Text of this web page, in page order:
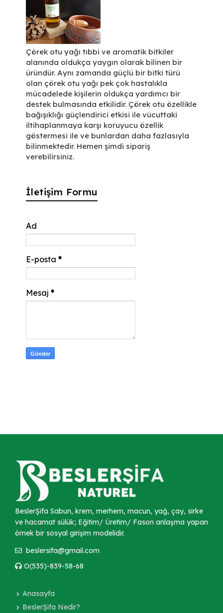
Çörek otu yağı tıbbi ve aromatik bitkiler
alanında oldukça yaygın olarak bilinen bir
üründür. Aynı zamanda güçlü bir bitki türü
olan çörek otu yağı pek çok hastalıkla
mücadelede kişilerin oldukça yardımcı bir
destek bulmasında etkilidir. Çörek otu özellikle
bağışıklığı güçlendirici etkisi ile vücuttaki
iltihaplanmaya karşı koruyucu özellik
göstermesi ile ve bunlardan daha fazlasıyla
bilinmektedir. Hemen şimdi sipariş
verebilirsiniz.
İletişim Formu
Ad
E-posta *
Mesaj *
BeslerŞifa Sabun, krem, merhem, macun, yağ, çay, sirke
ve hacamat sülük; Eğitim/ Üretim/ Fason anlaşma yapan
örnek bir sosyal girişim modelidir.
beslersifa@gmail.com
O(535)-839-58-68
Anasayfa
BeslerŞifa Nedir?